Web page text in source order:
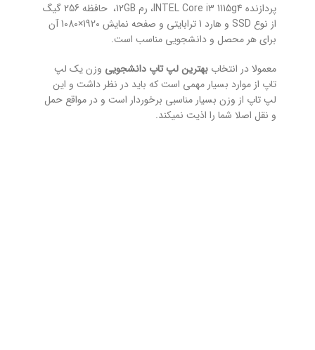
پردازنده INTEL Core i3 1115g4، رم 12GB، حافظه 256 گیگ
از نوع SSD و هارد 1 ترابایتی و صفحه نمایش 1920×1080 آن
برای هر محصل و دانشجویی مناسب است.
معمولا در انتخاب بهترین لپ تاپ دانشجویی وزن یک لپ
تاپ از موارد بسیار مهمی است که باید در نظر داشت و این
لپ تاپ از وزن بسیار مناسبی برخوردار است و در مواقع حمل
و نقل اصلا شما را اذیت نمیکند.